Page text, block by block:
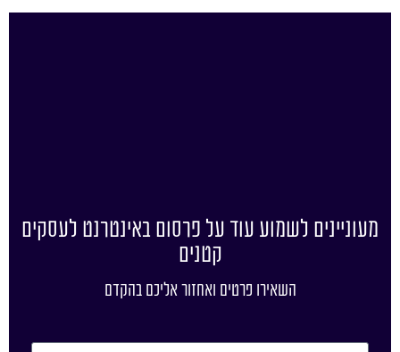
מעוניינים לשמוע עוד על פרסום באינטרנט לעסקים
קטנים
השאירו פרטים ואחזור אליכם בהקדם